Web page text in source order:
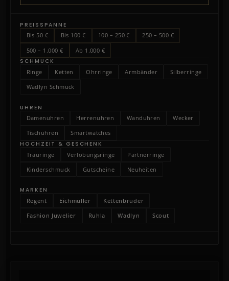
PREISSPANNE
Bis 50 €
Bis 100 € 100 – 250 €
250 – 500 €
500 – 1.000 €
Ab 1.000 €
SCHMUCK
Ringe
Ketten Ohrringe Armbänder
Silberringe
Wadlyn Schmuck
UHREN
Damenuhren
Herrenuhren Wanduhren
Wecker
Tischuhren
Smartwatches
HOCHZEIT & GESCHENK
Trauringe
Verlobungsringe
Partnerringe
Kinderschmuck
Gutscheine Neuheiten
MARKEN
Regent
Eichmüller
Kettenbruder
Fashion Juwelier
Ruhla Wadlyn Scout